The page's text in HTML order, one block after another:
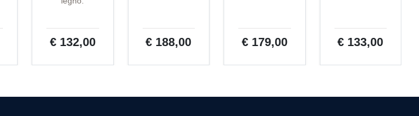
€ 132,00 € 188,00 € 179,00 € 133,00